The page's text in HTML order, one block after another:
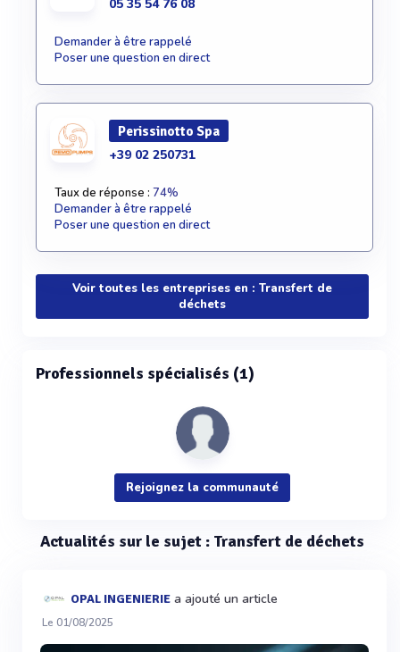
05 35 54 76 08
Demander à être rappelé
Poser une question en direct
Perissinotto Spa
+39 02 250731
Taux de réponse : 74%
Demander à être rappelé
Poser une question en direct
Voir toutes les entreprises en : Transfert de
déchets
Professionnels spécialisés (1)
Rejoignez la communauté
Actualités sur le sujet : Transfert de déchets
OPAL INGENIERIE a ajouté un article
Le 01/08/2025